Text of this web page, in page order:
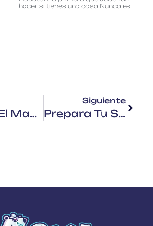
hacer si tienes una casa Nunca es
Cómo El Mantenimiento De La Climatización Puede Ahorrarte En Las Facturas De Energía
Siguiente
Prepara Tu Sistema De Climatización Para El Invierno De Houston Y Aprovecha Las Ofertas De Temporada